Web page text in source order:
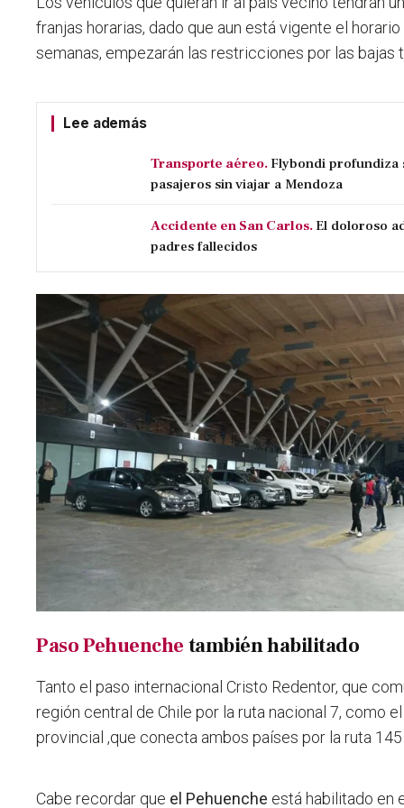
franjas horarias, dado que aun está vigente el horario
semanas, empezarán las restricciones por las bajas
Lee además
Transporte aéreo. Flybondi profundiza
pasajeros sin viajar a Mendoza
Accidente en San Carlos. El doloroso
padres fallecidos
Paso Pehuenche también habilitado
Tanto el paso internacional Cristo Redentor, que
región central de Chile por la ruta nacional 7, como
provincial ,que conecta ambos países por la ruta
Cabe recordar que el Pehuenche está habilitado en